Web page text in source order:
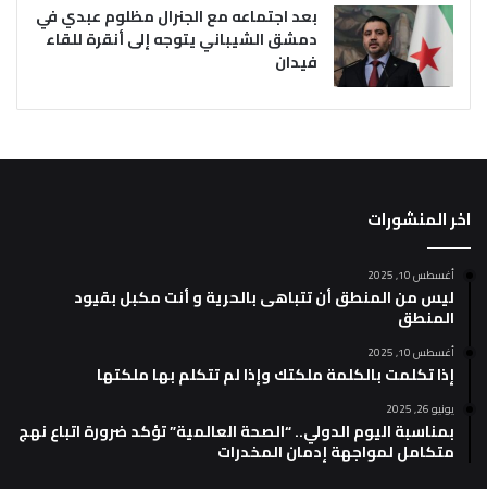
بعد اجتماعه مع الجنرال مظلوم عبدي في
دمشق الشيباني يتوجه إلى أنقرة للقاء
فيدان
اخر المنشورات
أغسطس 10, 2025
ليس من المنطق أن تتباهى بالحرية و أنت مكبل بقيود
المنطق
أغسطس 10, 2025
إذا تكلمت بالكلمة ملكتك وإذا لم تتكلم بها ملكتها
يونيو 26, 2025
بمناسبة اليوم الدولي.. “الصحة العالمية” تؤكد ضرورة اتباع نهج
متكامل لمواجهة إدمان المخدرات